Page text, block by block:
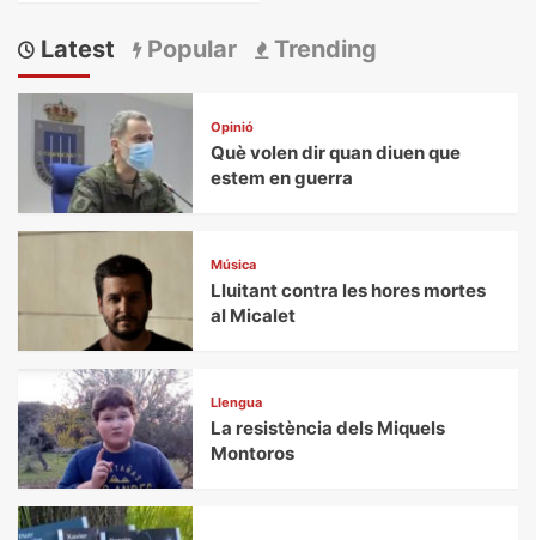
Latest Popular Trending
Opinió
Què volen dir quan diuen que
estem en guerra
Música
Lluitant contra les hores mortes
al Micalet
Llengua
La resistència dels Miquels
Montoros